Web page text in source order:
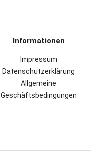
Informationen
Impressum
Datenschutzerklärung
Allgemeine
Geschäftsbedingungen